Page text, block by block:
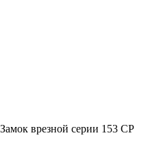
Замок врезной серии 153 CP